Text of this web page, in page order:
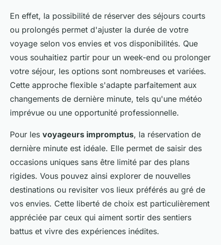
En effet, la possibilité de réserver des séjours courts
ou prolongés permet d'ajuster la durée de votre
voyage selon vos envies et vos disponibilités. Que
vous souhaitiez partir pour un week-end ou prolonger
votre séjour, les options sont nombreuses et variées.
Cette approche flexible s'adapte parfaitement aux
changements de dernière minute, tels qu'une météo
imprévue ou une opportunité professionnelle.
Pour les voyageurs impromptus, la réservation de
dernière minute est idéale. Elle permet de saisir des
occasions uniques sans être limité par des plans
rigides. Vous pouvez ainsi explorer de nouvelles
destinations ou revisiter vos lieux préférés au gré de
vos envies. Cette liberté de choix est particulièrement
appréciée par ceux qui aiment sortir des sentiers
battus et vivre des expériences inédites.